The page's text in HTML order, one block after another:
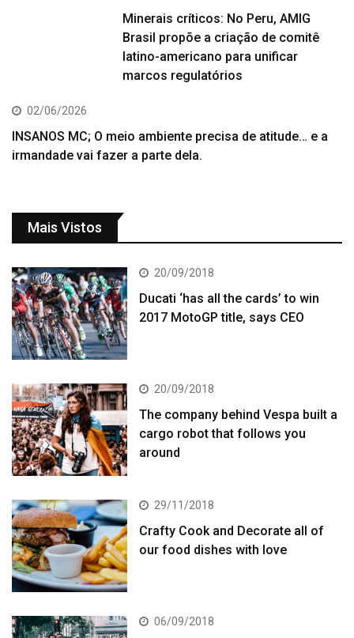
Minerais críticos: No Peru, AMIG
Brasil propõe a criação de comitê
latino-americano para unificar
marcos regulatórios
02/06/2026
INSANOS MC; O meio ambiente precisa de atitude… e a
irmandade vai fazer a parte dela.
Mais Vistos
20/09/2018
Ducati ‘has all the cards’ to win
2017 MotoGP title, says CEO
20/09/2018
The company behind Vespa built a
cargo robot that follows you
around
29/11/2018
Crafty Cook and Decorate all of
our food dishes with love
06/09/2018